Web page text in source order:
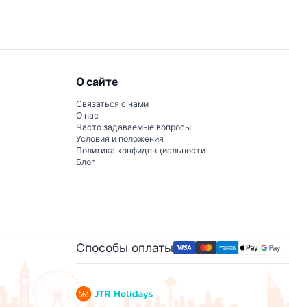
О сайте
Связаться с нами
О нас
Часто задаваемые вопросы
Условия и положения
Политика конфиденциальности
Блог
Способы оплаты